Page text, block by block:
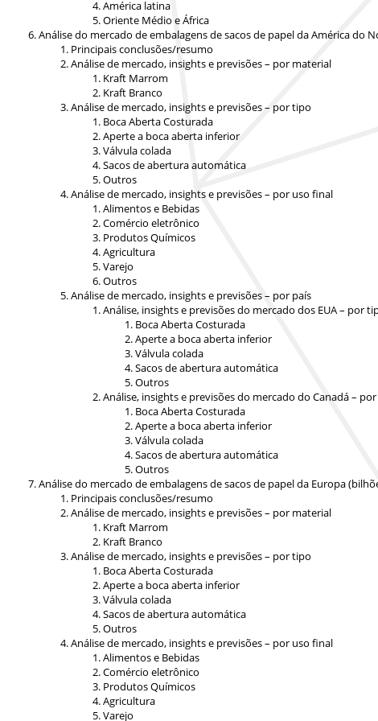
América latina
Oriente Médio e África
Análise do mercado de embalagens de sacos de papel da América do
Principais conclusões/resumo
Análise de mercado, insights e previsões – por material
Kraft Marrom
Kraft Branco
Análise de mercado, insights e previsões – por tipo
Boca Aberta Costurada
Aperte a boca aberta inferior
Válvula colada
Sacos de abertura automática
Outros
Análise de mercado, insights e previsões – por uso final
Alimentos e Bebidas
Comércio eletrônico
Produtos Químicos
Agricultura
Varejo
Outros
Análise de mercado, insights e previsões – por país
Análise, insights e previsões do mercado dos EUA – por
Boca Aberta Costurada
Aperte a boca aberta inferior
Válvula colada
Sacos de abertura automática
Outros
Análise, insights e previsões do mercado do Canadá –
Boca Aberta Costurada
Aperte a boca aberta inferior
Válvula colada
Sacos de abertura automática
Outros
Análise do mercado de embalagens de sacos de papel da Europa
Principais conclusões/resumo
Análise de mercado, insights e previsões – por material
Kraft Marrom
Kraft Branco
Análise de mercado, insights e previsões – por tipo
Boca Aberta Costurada
Aperte a boca aberta inferior
Válvula colada
Sacos de abertura automática
Outros
Análise de mercado, insights e previsões – por uso final
Alimentos e Bebidas
Comércio eletrônico
Produtos Químicos
Agricultura
Varejo